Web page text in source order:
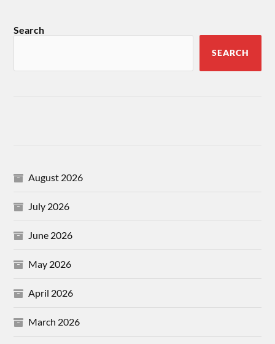
Search
SEARCH
August 2026
July 2026
June 2026
May 2026
April 2026
March 2026